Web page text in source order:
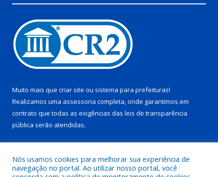
Muito mais que criar site ou sistema para prefeituras!
Realizamos uma assessoria completa, onde garantimos em
contrato que todas as exigências das leis de transparência
pública serão atendidas.
Nós usamos cookies para melhorar sua experiência de
navegação no portal. Ao utilizar nosso portal, você